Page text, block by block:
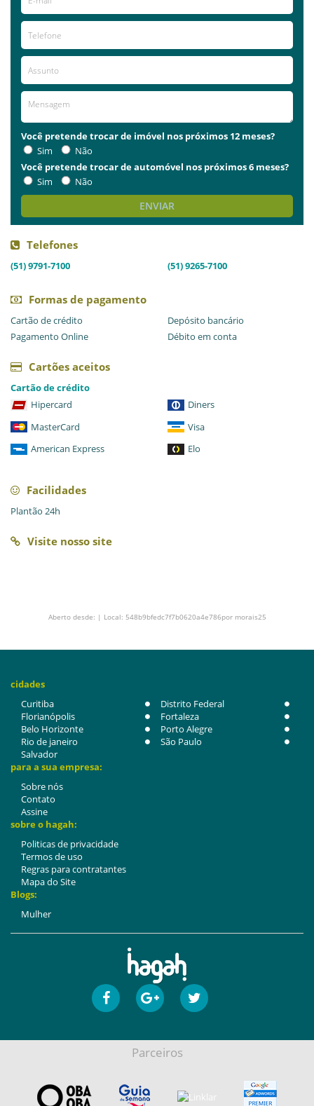
Você pretende trocar de imóvel nos próximos 12 meses?
Sim
Não
Você pretende trocar de automóvel nos próximos 6 meses?
Sim
Não
ENVIAR
Telefones
(51) 9791-7100 (51) 9265-7100
Formas de pagamento
Cartão de crédito
Depósito bancário
Pagamento Online
Débito em conta
Cartões aceitos
Cartão de crédito
Hipercard
Diners
MasterCard
Visa
American Express
Elo
Facilidades
Plantão 24h
Visite nosso site
Aberto desde: | Local: 548b9bfedc7f7b0620a4e786por morais25
cidades
Curitiba
Distrito Federal
Florianópolis
Fortaleza
Belo Horizonte
Porto Alegre
Rio de janeiro
São Paulo
Salvador
para a sua empresa:
Sobre nós
Contato
Assine
sobre o hagah:
Politicas de privacidade
Termos de uso
Regras para contratantes
Mapa do Site
Blogs:
Mulher
Parceiros